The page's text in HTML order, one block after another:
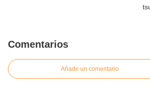
Comentarios
Añade un comentario